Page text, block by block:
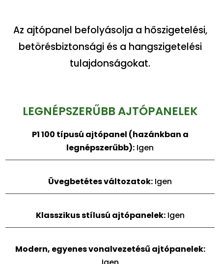
Az ajtópanel befolyásolja a hőszigetelési,
betörésbiztonsági és a hangszigetelési
tulajdonságokat.
LEGNÉPSZERŰBB AJTÓPANELEK
P1 100 típusú ajtópanel (hazánkban a
legnépszerűbb): Igen
Üvegbetétesváltozatok: Igen
Klasszikus stílusú ajtópanelek:Igen
Modern, egyenes vonalvezetésű ajtópanelek: